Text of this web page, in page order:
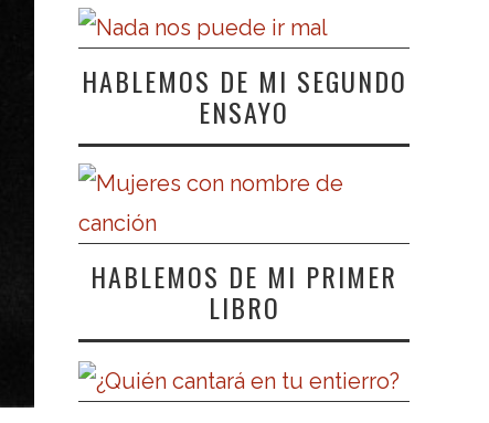
HABLEMOS DE MI SEGUNDO
ENSAYO
HABLEMOS DE MI PRIMER
LIBRO